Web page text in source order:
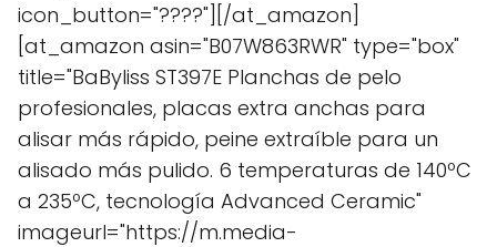
icon_button="????"][/at_amazon]
[at_amazon asin="B07W863RWR" type="box"
title="BaByliss ST397E Planchas de pelo
profesionales, placas extra anchas para
alisar más rápido, peine extraíble para un
alisado más pulido. 6 temperaturas de 140ºC
a 235ºC, tecnología Advanced Ceramic"
imageurl="https://m.media-